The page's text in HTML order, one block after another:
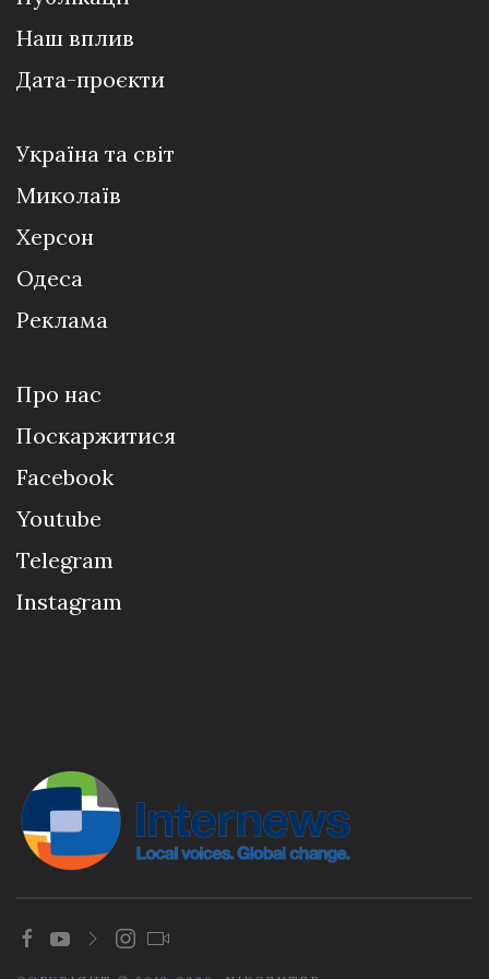
Наш вплив
Дата-проєкти
Україна та світ
Миколаїв
Херсон
Одеса
Реклама
Про нас
Поскаржитися
Facebook
Youtube
Telegram
Instagram